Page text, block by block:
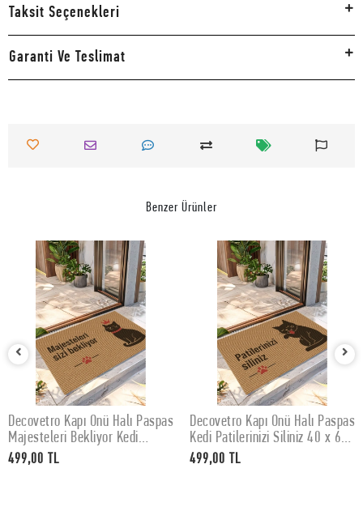
Taksit Seçenekleri
Garanti Ve Teslimat
Benzer Ürünler
SEPETE EKLE
Decovetro Kapı Önü Halı Paspas
Majesteleri Bekliyor Kedi
Baskılı 40 x 60 Cm
499,00 TL
SEPETE EKLE
Decovetro Kapı Önü Halı Paspas
Kedi Patilerinizi Siliniz 40 x 60
Cm
499,00 TL